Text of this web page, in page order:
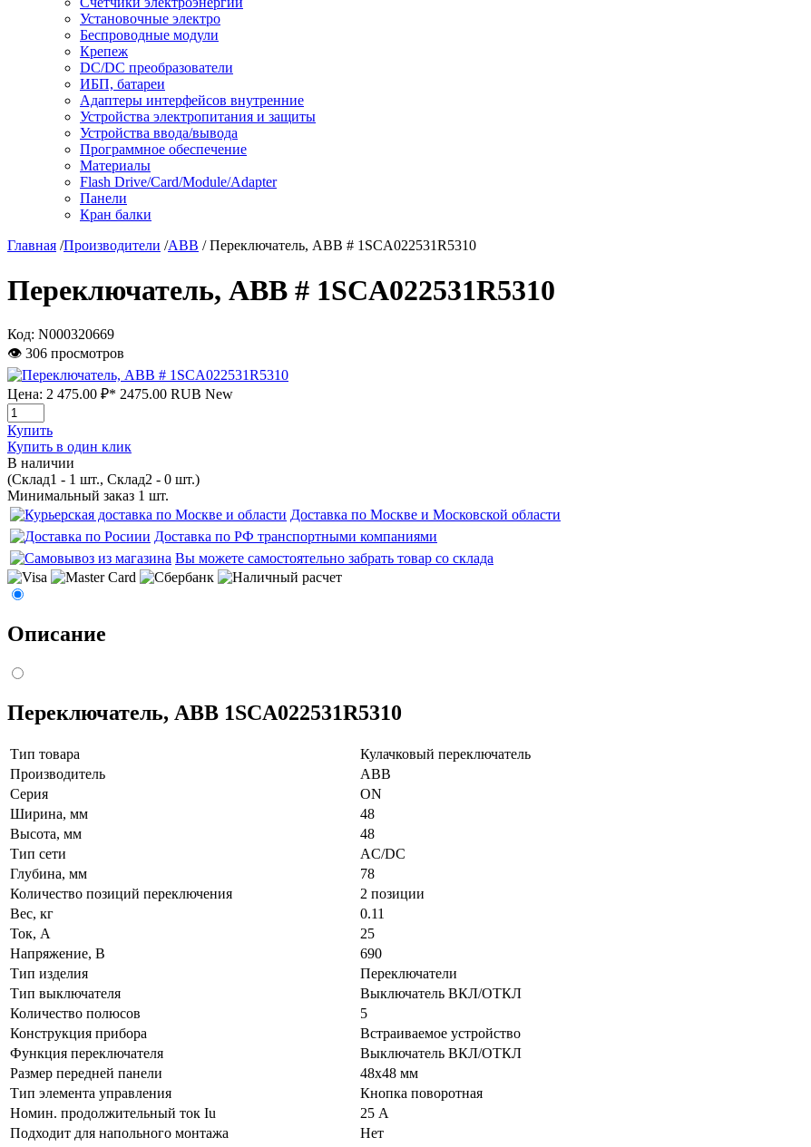
Установочные электро
Беспроводные модули
Крепеж
DC/DC преобразователи
ИБП, батареи
Адаптеры интерфейсов внутренние
Устройства электропитания и защиты
Устройства ввода/вывода
Программное обеспечение
Материалы
Flash Drive/Card/Module/Adapter
Панели
Кран балки
Главная /Производители /ABB / Переключатель, ABB # 1SCA022531R5310
Переключатель, ABB # 1SCA022531R5310
Код: N000320669
👁 306 просмотров
Цена: 2 475.00 ₽* 2475.00 RUB New
Купить
Купить в один клик
В наличии
(Склад1 - 1 шт., Склад2 - 0 шт.)
Минимальный заказ 1 шт.
Доставка по Москве и Московской области
Доставка по РФ транспортными компаниями
Вы можете самостоятельно забрать товар со склада
Описание
Переключатель, ABB 1SCA022531R5310
Тип товара
Кулачковый переключатель
Производитель
ABB
Серия
ON
Ширина, мм
48
Высота, мм
48
Тип сети
AC/DC
Глубина, мм
78
Количество позиций переключения
2 позиции
Вес, кг
0.11
Ток, А
25
Напряжение, В
690
Тип изделия
Переключатели
Тип выключателя
Выключатель ВКЛ/ОТКЛ
Количество полюсов
5
Конструкция прибора
Встраиваемое устройство
Функция переключателя
Выключатель ВКЛ/ОТКЛ
Размер передней панели
48х48 мм
Тип элемента управления
Кнопка поворотная
Номин. продолжительный ток Iu
25 А
Подходит для напольного монтажа
Нет